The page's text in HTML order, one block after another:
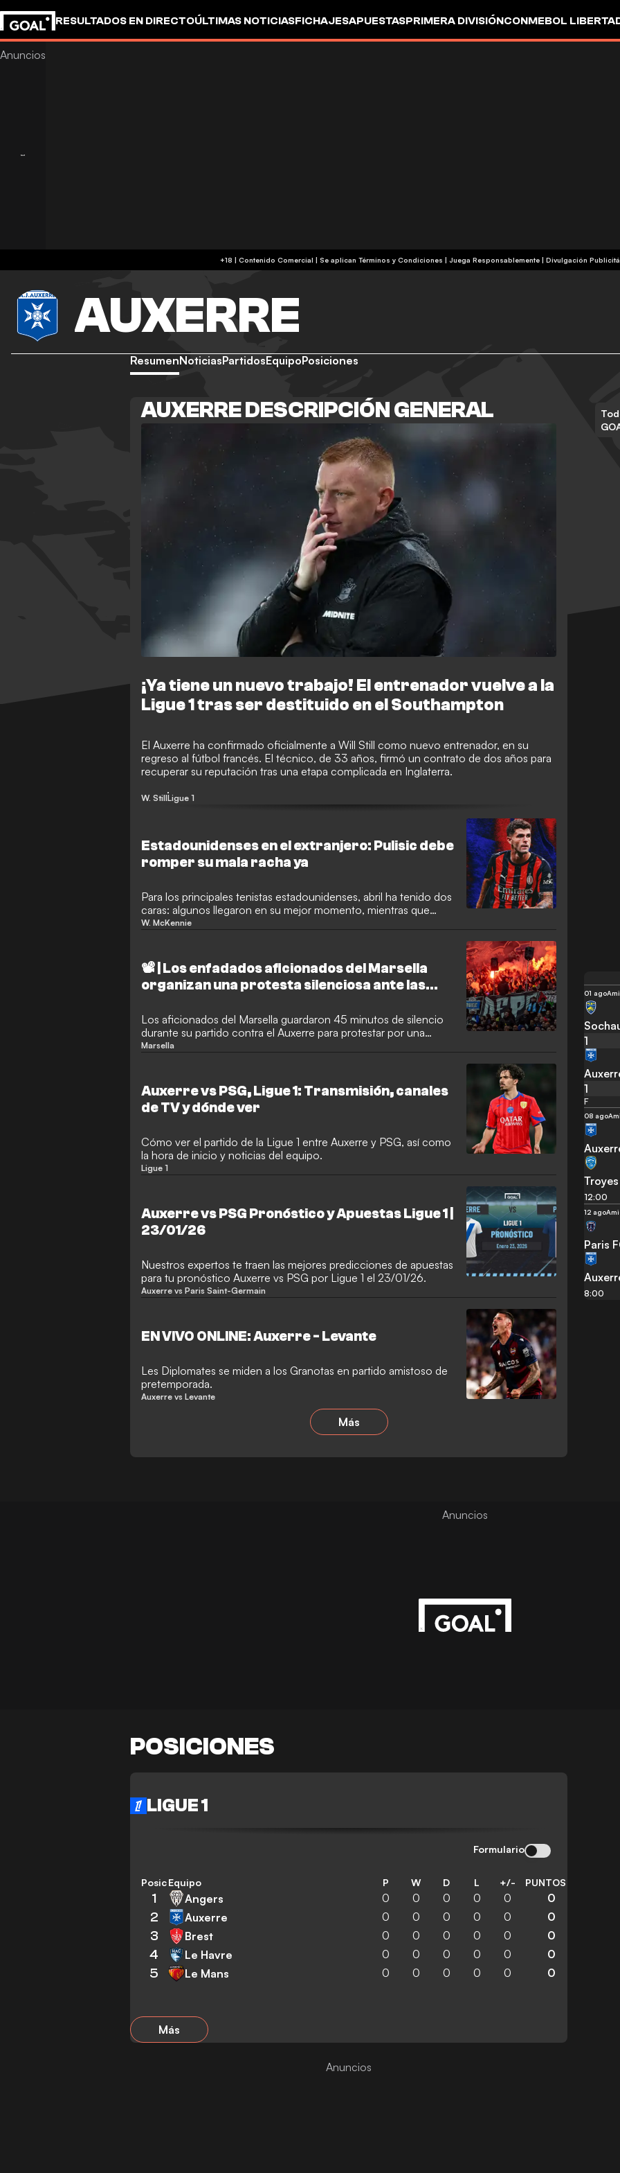
RESULTADOS EN DIRECTOÚLTIMAS NOTICIASFICHAJESAPUESTASPRIMERA DIVISIÓNCONMEBOL
+18 | Contenido Comercial | Se aplican Términos y Condiciones | Juega Responsablemente| Divulgación
AUXERRE
ResumenNoticiasPartidosEquipoPosiciones
AUXERRE DESCRIPCIÓN GENERAL
¡Ya tiene un nuevo trabajo! El entrenador vuelve a la
Ligue 1 tras ser destituido en el Southampton
El Auxerre ha confirmado oficialmente a Will Still como nuevo entrenador, en su
regreso al fútbol francés. El técnico, de 33 años, firmó un contrato de dos años para
recuperar su reputación tras una etapa complicada en Inglaterra.
W. StillLigue 1
Estadounidenses en el extranjero: Pulisic debe
romper su mala racha ya
Para los principales tenistas estadounidenses, abril ha tenido dos
caras: algunos llegaron en su mejor momento, mientras que
otros aún buscan su forma.
W. McKennie
📽️ | Los enfadados aficionados del Marsella
organizan una protesta silenciosa ante las
Los aficionados del Marsella guardaron 45 minutos de silencio
durante su partido contra el Auxerre para protestar por una
«temporada de humillaciones». El habitual estruendo del Stade
Marsella
Auxerre vs PSG, Ligue 1: Transmisión, canales
de TV y dónde ver
Cómo ver el partido de la Ligue 1 entre Auxerre y PSG, así como
la hora de inicio y noticias del equipo.
Ligue 1
Auxerre vs PSG Pronóstico y Apuestas Ligue 1 |
23/01/26
Nuestros expertos te traen las mejores predicciones de apuestas
para tu pronóstico Auxerre vs PSG por Ligue 1 el 23/01/26.
Auxerre vs Paris Saint-Germain
EN VIVO ONLINE: Auxerre - Levante
Les Diplomates se miden a los Granotas en partido amistoso de
pretemporada.
Auxerre vs Levante
Más
01 ago
1
1
F
08 ago
Troyes
12:00
12 ago
Paris
8:00
POSICIONES
LIGUE 1
Formulario
PosiciónEquipo P W D L +/- PUNTOS
1 Angers 0 0 0 0 0 0
2 Auxerre 0 0 0 0 0 0
3 Brest 0 0 0 0 0 0
4 Le Havre 0 0 0 0 0 0
5 Le Mans 0 0 0 0 0 0
Más